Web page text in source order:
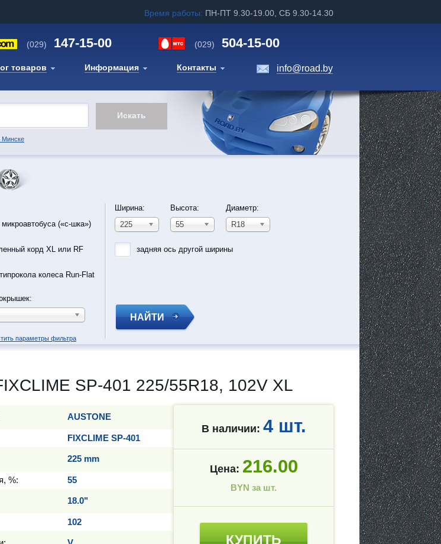
Время работы: ПН-ПТ 9.30-19.00, СБ 9.30-14.30
(029) 147-15-00 (029) 504-15-00
товаров Информация Контакты info@road.by
Минске
(«с-шка»)
корд XL или RF
колеса Run-Flat
Ширина:
225
Высота:
55
Диаметр:
R18
задняя ось другой ширины
НАЙТИ
параметры фильтра
SP-401 225/55R18, 102V XL
AUSTONE
FIXCLIME SP-401
225 mm
%: 55
18.0"
102
В наличии: 4 шт.
Цена: 216.00
BYN за шт.
КУПИТЬ